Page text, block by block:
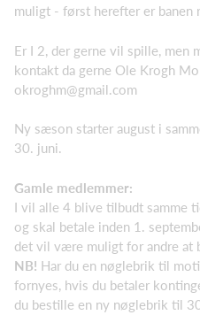
muligt - først herefter er banen
Er I 2, der gerne vil spille, men
kontakt da gerne Ole Krogh
okroghm@gmail.com
Ny sæson starter august i
30. juni.
Gamle medlemmer:
I vil alle 4 blive tilbudt samme
og skal betale inden 1.
det vil være muligt for andre at
NB! Har du en nøglebrik til
fornyes, hvis du betaler
du bestille en ny nøglebrik til